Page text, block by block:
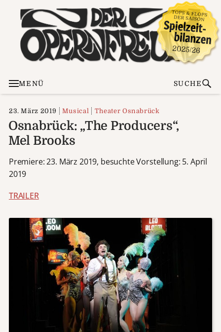
MENÜ SUCHE
23. März 2019 Musical Theater Osnabrück
Osnabrück: „The Producers“,
Mel Brooks
Premiere: 23. März 2019, besuchte Vorstellung: 5. April
2019
TRAILER